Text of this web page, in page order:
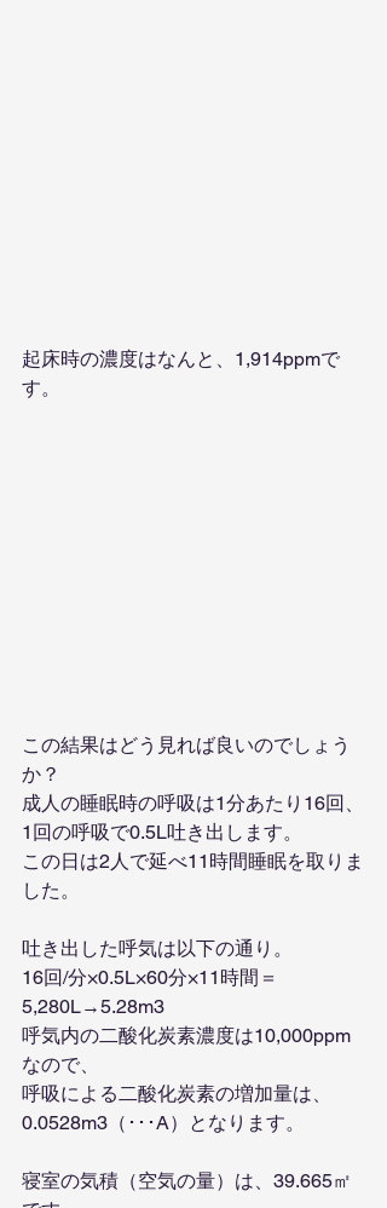
起床時の濃度はなんと、1,914ppmで
す。
この結果はどう見れば良いのでしょう
か？
成人の睡眠時の呼吸は1分あたり16回、
1回の呼吸で0.5L吐き出します。
この日は2人で延べ11時間睡眠を取りま
した。
吐き出した呼気は以下の通り。
16回/分×0.5L×60分×11時間＝
5,280L→5.28m3
呼気内の二酸化炭素濃度は10,000ppm
なので、
呼吸による二酸化炭素の増加量は、
0.0528m3（･･･A）となります。
寝室の気積（空気の量）は、39.665㎡